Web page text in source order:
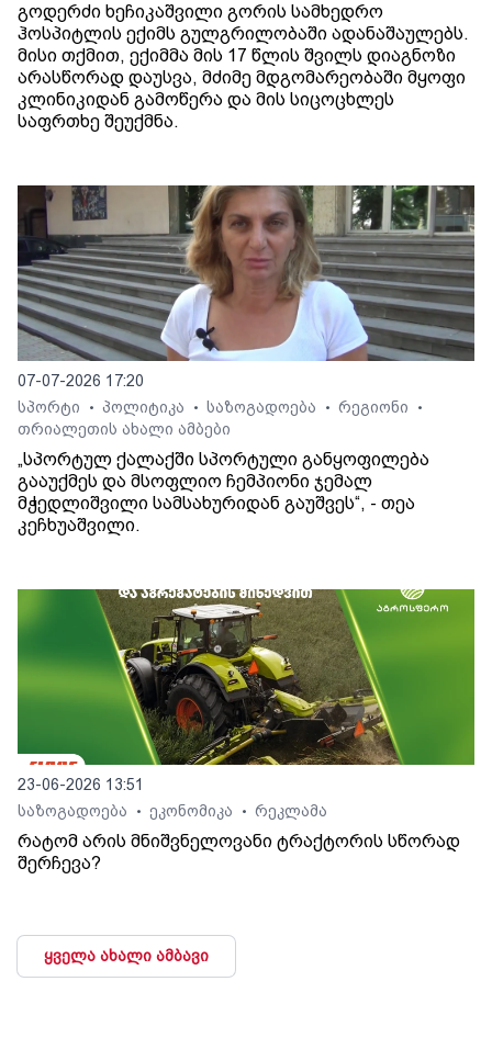
გოდერძი ხეჩიკაშვილი გორის სამხედრო
ჰოსპიტლის ექიმს გულგრილობაში ადანაშაულებს.
მისი თქმით, ექიმმა მის 17 წლის შვილს დიაგნოზი
არასწორად დაუსვა, მძიმე მდგომარეობაში მყოფი
კლინიკიდან გამოწერა და მის სიცოცხლეს
საფრთხე შეუქმნა.
07-07-2026 17:20
სპორტი
• პოლიტიკა • საზოგადოება • რეგიონი •
თრიალეთის ახალი ამბები
„სპორტულ ქალაქში სპორტული განყოფილება
გააუქმეს და მსოფლიო ჩემპიონი ჯემალ
მჭედლიშვილი სამსახურიდან გაუშვეს“, - თეა
კეჩხუაშვილი.
23-06-2026 13:51
საზოგადოება
• ეკონომიკა • რეკლამა
რატომ არის მნიშვნელოვანი ტრაქტორის სწორად
შერჩევა?
ყველა ახალი ამბავი